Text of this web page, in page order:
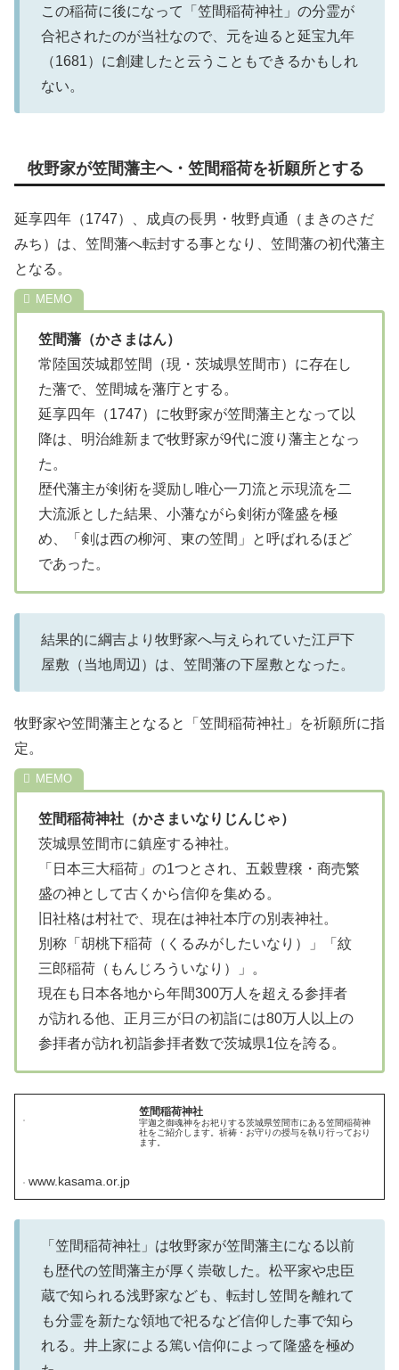
この稲荷に後になって「笠間稲荷神社」の分霊が
合祀されたのが当社なので、元を辿ると延宝九年
（1681）に創建したと云うこともできるかもしれ
ない。
牧野家が笠間藩主へ・笠間稲荷を祈願所とする
延享四年（1747）、成貞の長男・牧野貞通（まきのさだ
みち）は、笠間藩へ転封する事となり、笠間藩の初代藩主
となる。
笠間藩（かさまはん）
常陸国茨城郡笠間（現・茨城県笠間市）に存在し
た藩で、笠間城を藩庁とする。
延享四年（1747）に牧野家が笠間藩主となって以
降は、明治維新まで牧野家が9代に渡り藩主となっ
た。
歴代藩主が剣術を奨励し唯心一刀流と示現流を二
大流派とした結果、小藩ながら剣術が隆盛を極
め、「剣は西の柳河、東の笠間」と呼ばれるほど
であった。
結果的に綱吉より牧野家へ与えられていた江戸下
屋敷（当地周辺）は、笠間藩の下屋敷となった。
牧野家や笠間藩主となると「笠間稲荷神社」を祈願所に指
定。
笠間稲荷神社（かさまいなりじんじゃ）
茨城県笠間市に鎮座する神社。
「日本三大稲荷」の1つとされ、五穀豊穣・商売繁
盛の神として古くから信仰を集める。
旧社格は村社で、現在は神社本庁の別表神社。
別称「胡桃下稲荷（くるみがしたいなり）」「紋
三郎稲荷（もんじろういなり）」。
現在も日本各地から年間300万人を超える参拝者
が訪れる他、正月三が日の初詣には80万人以上の
参拝者が訪れ初詣参拝者数で茨城県1位を誇る。
笠間稲荷神社
宇迦之御魂神をお祀りする茨城県笠間市にある笠間稲荷神
社をご紹介します。祈祷・お守りの授与を執り行っており
ます。
www.kasama.or.jp
「笠間稲荷神社」は牧野家が笠間藩主になる以前
も歴代の笠間藩主が厚く崇敬した。松平家や忠臣
蔵で知られる浅野家なども、転封し笠間を離れて
も分霊を新たな領地で祀るなど信仰した事で知ら
れる。井上家による篤い信仰によって隆盛を極め